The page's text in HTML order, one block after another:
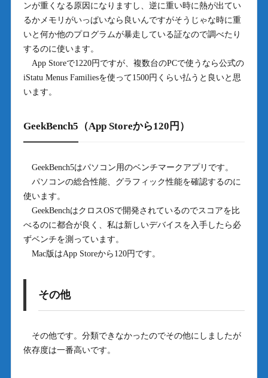
ンが重くなる原因になりますし、逆に重い時に熱が出てい
るかメモリがいっぱいなら良いんですがそうじゃな時に重
いと何か他のプログラムが暴走している証なので調べたり
するのに使います。
App Storeで1220円ですが、複数台のPCで使うなら公式の
iStatu Menus Familiesを使って1500円くらい払うと良いと思
います。
GeekBench5（App Storeから120円）
GeekBench5はパソコン用のベンチマークアプリです。
パソコンの総合性能、グラフィック性能を確認するのに
使います。
GeekBenchはクロスOSで開発されているのでスコアを比
べるのに都合が良く、私は新しいデバイスを入手したら必
ずベンチを測っています。
Mac版はApp Storeから120円です。
その他
その他です。分類できなかったのでその他にしましたが
依存度は一番高いです。